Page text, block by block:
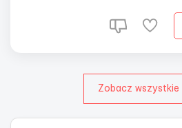
Выплата на карту, ест...
Zobacz